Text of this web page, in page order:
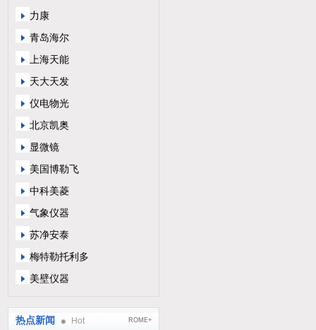
力康
青岛海尔
上海天能
天大天发
仪电物光
北京凯奥
显微镜
美国博勒飞
中科美菱
气象仪器
苏净安泰
梅特勒托利多
美壁仪器
热点新闻 Hot ROME+